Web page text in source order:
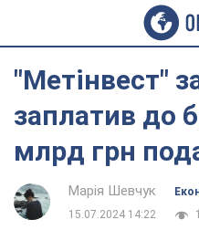
"Метінвест"
заплатив до
млрд грн
Марія Шевчук
15.07.2024 14:22